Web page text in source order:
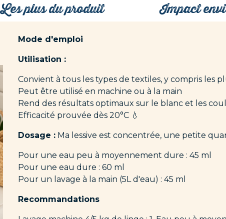
Les plus du produit Impact
Mode d'emploi
Utilisation :
Convient à tous les types de textiles, y compris les
Peut être utilisé en machine ou à la main
Rend des résultats optimaux sur le blanc et les
Efficacité prouvée dès 20°C 💧
Dosage :Ma lessive est concentrée, une petite
Pour une eau peu à moyennement dure : 45 ml
Pour une eau dure : 60 ml
Pour un lavage à la main (5L d'eau) : 45 ml
Recommandations